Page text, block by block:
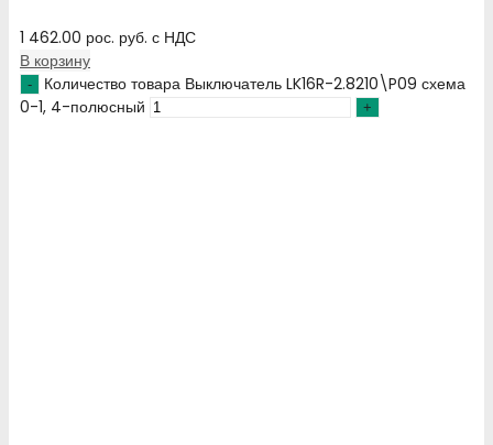
1 462.00 рос. руб. с НДС
В корзину
Количество товара Выключатель LK16R-2.8210\P09 схема
0-1, 4-полюсный